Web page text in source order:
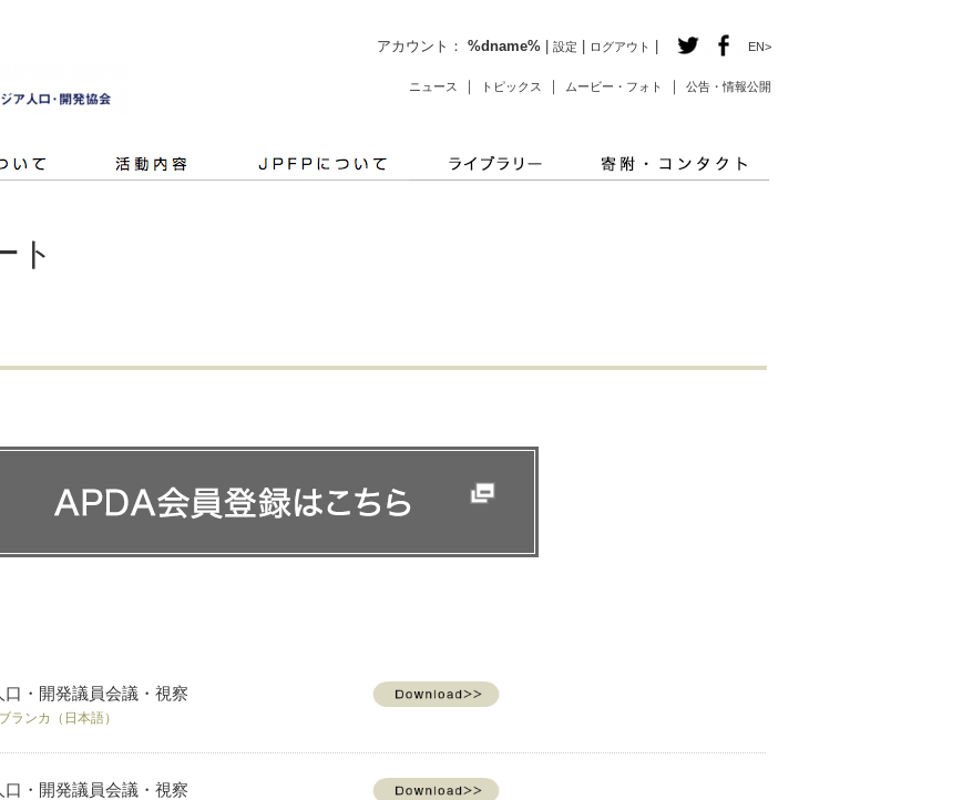
アカウント： %dname% 設定 ログアウト EN>
ニュース トピックス ムービー・フォト 公告・情報公開
ト
口・開発議員会議・視察
ンカ（日本語）
口・開発議員会議・視察